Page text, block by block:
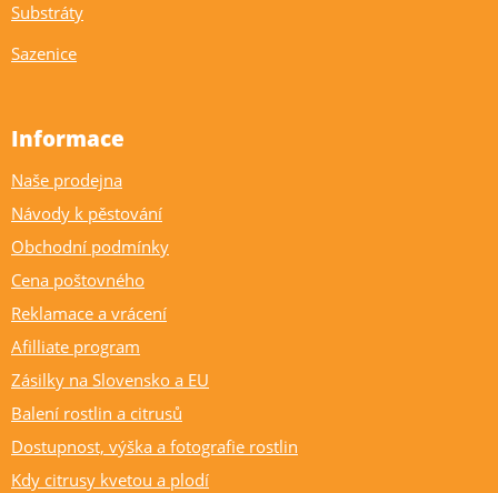
Substráty
Sazenice
Informace
Naše prodejna
Návody k pěstování
Obchodní podmínky
Cena poštovného
Reklamace a vrácení
Afilliate program
Zásilky na Slovensko a EU
Balení rostlin a citrusů
Dostupnost, výška a fotografie rostlin
Kdy citrusy kvetou a plodí